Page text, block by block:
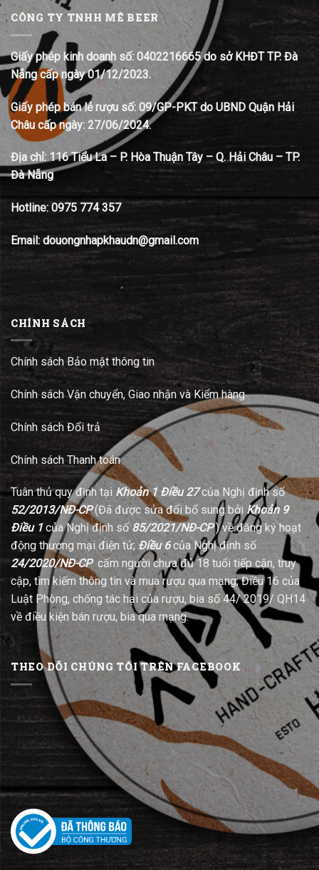
CÔNG TY TNHH MÊ BEER
Giấy phép kinh doanh số: 0402216665 do sở KHĐT TP. Đà
Nẵng cấp ngày 01/12/2023.
Giấy phép bán lẻ rượu số: 09/GP-PKT do UBND Quận Hải
Châu cấp ngày: 27/06/2024.
Địa chỉ: 116 Tiểu La – P. Hòa Thuận Tây – Q. Hải Châu – TP.
Đà Nẵng
Hotline: 0975 774 357
Email: douongnhapkhaudn@gmail.com
CHÍNH SÁCH
Chính sách Bảo mật thông tin
Chính sách Vận chuyển, Giao nhận và Kiểm hàng
Chính sách Đổi trả
Chính sách Thanh toán
Tuân thủ quy định tại Khoản 1 Điều 27của Nghị định số
52/2013/NĐ-CP(Đã được sửa đổi bổ sung bởi Khoản 9
Điều 1của Nghị định số 85/2021/NĐ-CP) về đăng ký hoạt
động thương mại điện tử; Điều 6của Nghị định số
24/2020/NĐ-CPcấm người chưa đủ 18 tuổi tiếp cận, truy
cập, tìm kiếm thông tin và mua rượu qua mạng; Điều 16 của
Luật Phòng, chống tác hại của rượu, bia số 44/ 2019/ QH14
về điều kiện bán rượu, bia qua mạng.
THEO DÕI CHÚNG TÔI TRÊN FACEBOOK